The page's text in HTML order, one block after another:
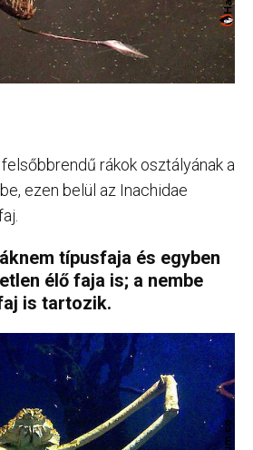
rákok osztályának a
ezen belül az Inachidae
típusfaja és egyben
élő faja is; a nembe
is tartozik.